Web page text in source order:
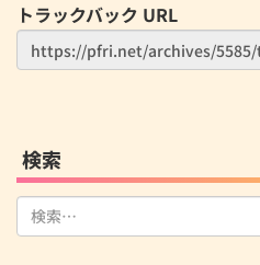
トラックバック URL
検索
検
索: